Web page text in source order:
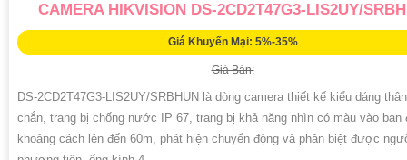
CAMERA HIKVISION DS-2CD2T47G3-LIS2UY/
Giá Khuyến Mại: 5%-35%
Giá Bán:
DS-2CD2T47G3-LIS2UY/SRBHUN là dòng camera thiết kế kiểu dáng
chắn, trang bị chống nước IP 67, trang bị khả năng nhìn có màu vào ban
khoảng cách lên đến 60m, phát hiện chuyển động và phân biệt được